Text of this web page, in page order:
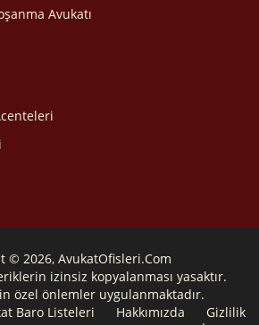
Avukatı
© 2026, AvukatOfisleri.Com
izinsiz kopyalanması yasaktır.
özel önlemler uygulanmaktadır.
Baro Listeleri
Hakkımızda
Gizlilik